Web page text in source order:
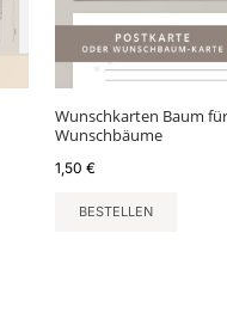
Wunschkarten Baum
Wunschbäume
1,50 €
BESTELLEN